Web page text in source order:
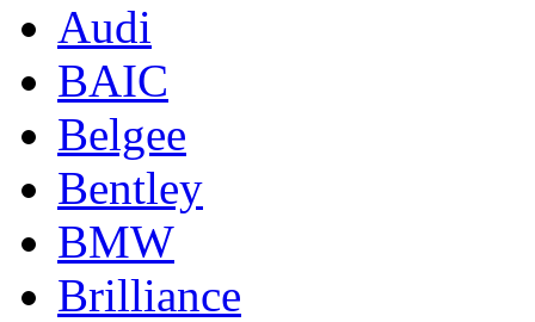
Audi
BAIC
Belgee
Bentley
BMW
Brilliance